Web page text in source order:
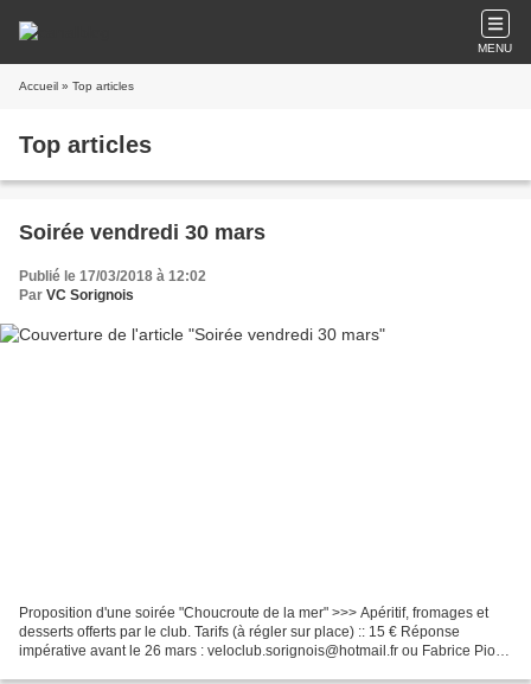
MENU
Accueil » Top articles
Top articles
Soirée vendredi 30 mars
Publié le 17/03/2018 à 12:02
Par VC Sorignois
Proposition d'une soirée "Choucroute de la mer" >>> Apéritif, fromages et
desserts offerts par le club. Tarifs (à régler sur place) :: 15 € Réponse
impérative avant le 26 mars : veloclub.sorignois@hotmail.fr ou Fabrice Pion